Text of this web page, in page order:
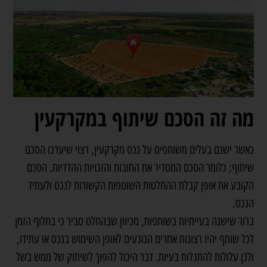
מה זה הסכם שיתוף במקרקעין
כאשר ישנם בעלים משותפים על נכס מקרקעין, רצוי שיערכו הסכם
שיתוף; כלומר הסכם המסדיר את החובות והזכויות ההדדיות. הסכם
הקובע את אופן קבלת ההחלטות השוטפות הקשורות לנכס ולעתיד
הנכס.
ברור שישנה בעייתיות בשותפות, מכיוון שבהחלט סביר כי בחלוף הזמן
לכל שותף יהיו רצונות אחרים הנוגעים לאופן השימוש בנכס או עתידו,
ולכן עלולות להתגלות בעיות. דבר היכול להפוך לשיתוק של ממש בשל